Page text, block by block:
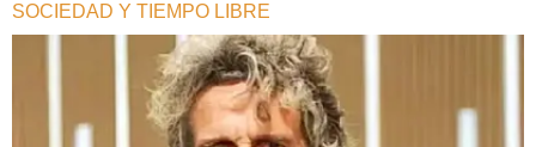
SOCIEDAD Y TIEMPO LIBRE